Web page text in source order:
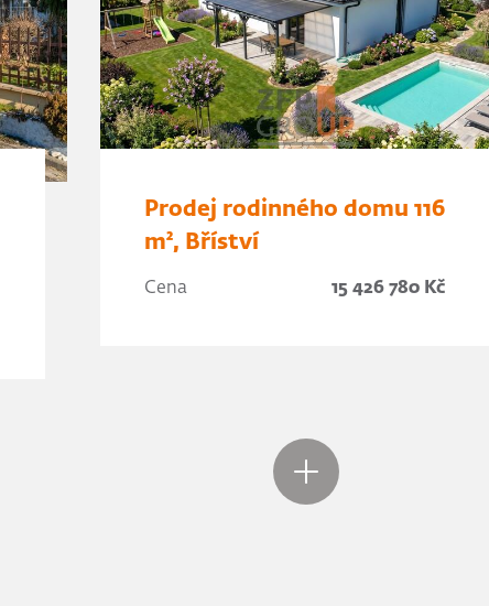
Prodej rodinného domu 116
m², Bříství
Cena 15 426 780 Kč